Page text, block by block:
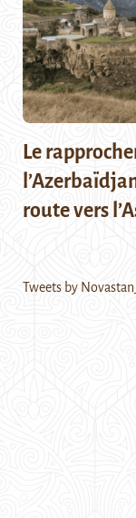
Le
route vers
Tweets by